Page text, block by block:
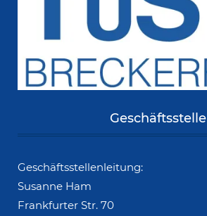
Geschäftsstelle
Geschäftsstellenleitung:
Susanne Ham
Frankfurter Str. 70